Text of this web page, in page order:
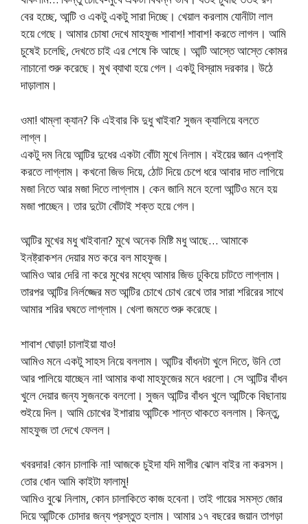
বের হচ্ছে, আন্টি ও একটু একটু সারা দিচ্ছে। খেয়াল করলাম যোনীটা লাল
হয়ে গেছে। আমার চোষা দেখে মাহফুজ শাবাশ! শাবাশ! করতে লাগল। আমি
চুষেই চলেছি, দেখতে চাই এর শেষে কি আছে। আন্টি আস্তে আস্তে কোমর
নাচানো শুরু করেছে। মুখ ব্যাথা হয়ে গেল। একটু বিস্রাম দরকার। উঠে
দাড়ালাম।
ওমা! থাম্লা ক্যান? কি এইবার কি দুধু খাইবা? সুজন ক্যালিয়ে বলতে
লাগ্ল।
একটু দম নিয়ে আন্টির দুধের একটা বোঁটা মুখে নিলাম। বইয়ের জ্ঞান এপ্লাই
করতে লাগ্লাম। কখনো জিভ দিয়ে, ঠোট দিয়ে চেপে ধরে আবার দাত লাগিয়ে
মজা নিতে আর মজা দিতে লাগ্লাম। কেন জানি মনে হলো আন্টিও মনে হয়
মজা পাচ্ছেন। তার দুটো বোঁটাই শক্ত হয়ে গেল।
আন্টির মুখের মধু খাইবানা? মুখে অনেক মিষ্টি মধু আছে… আমাকে
ইনষ্ট্রাকশন দেয়ার মত করে বল মাহফুজ।
আমিও আর দেরি না করে মুখের মধ্যে আমার জিভ ঢুকিয়ে চাটতে লাগ্লাম।
তারপর আন্টির নির্লজ্জের মত আন্টির চোখে চোখ রেখে তার সারা শরিরের সাথে
আমার শরির ঘষতে লাগ্লাম। খেলা জমতে শুরু করেছে।
শাবাশ ঘোড়া! চালাইয়া যাও!
আমিও মনে একটু সাহস নিয়ে বললাম। আন্টির বাঁধনটা খুলে দিতে, উনি তো
আর পালিয়ে যাচ্ছেন না! আমার কথা মাহফুজের মনে ধরলো। সে আন্টির বাঁধন
খুলে দেয়ার জন্য সুজনকে বললো। সুজন আন্টির বাঁধন খুলে আন্টিকে বিছানায়
শুইয়ে দিল। আমি চোখের ইশারায় আন্টিকে শান্ত থাকতে বললাম। কিন্তু,
মাহফুজ তা দেখে ফেলল।
খবরদার! কোন চালাকি না! আজকে চুইদা যদি মাগীর ঝোল বাইর না করসস।
তোর ধোন আমি কাইটা ফালামু!
আমিও বুঝে নিলাম, কোন চালাকিতে কাজ হবেনা। তাই গায়ের সমস্ত জোর
দিয়ে আন্টিকে চোদার জন্য প্রস্তুত হলাম। আমার ১৭ বছরের জয়ান তাগড়া